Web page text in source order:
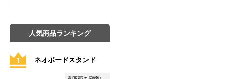
人気商品ランキング
ネオボードスタンド